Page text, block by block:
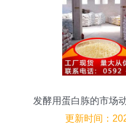
发酵用蛋白胨的市场
更新时间：